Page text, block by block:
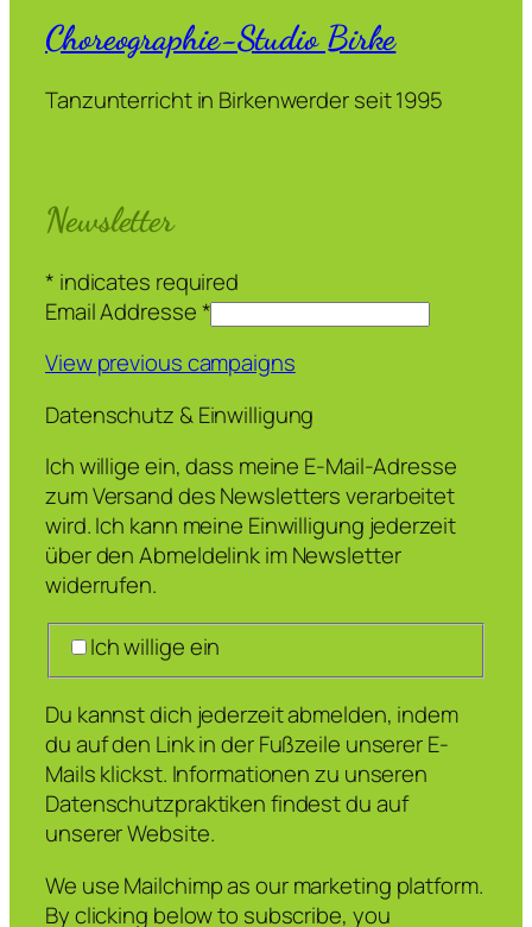
Choreographie-Studio Birke
Tanzunterricht in Birkenwerder seit 1995
Newsletter
* indicates required
Email Addresse*
View previous campaigns
Datenschutz & Einwilligung
Ich willige ein, dass meine E-Mail-Adresse
zum Versand des Newsletters verarbeitet
wird. Ich kann meine Einwilligung jederzeit
über den Abmeldelink im Newsletter
widerrufen.
Ich willige ein
Du kannst dich jederzeit abmelden, indem
du auf den Link in der Fußzeile unserer E-
Mails klickst. Informationen zu unseren
Datenschutzpraktiken findest du auf
unserer Website.
We use Mailchimp as our marketing platform.
By clicking below to subscribe, you